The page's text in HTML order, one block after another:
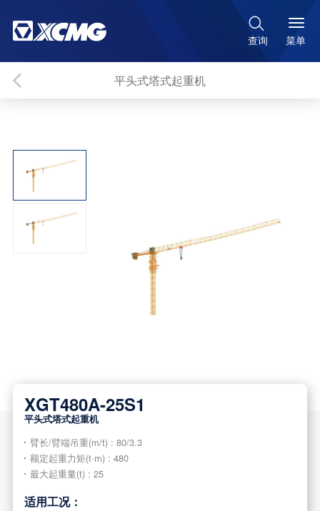

查询 菜单
平头式塔式起重机
XGT480A-25S1
平头式塔式起重机
臂长/臂端吊重(m/t) : 80/3.3
额定起重力矩(t·m) : 480
最大起重量(t) : 25
适用工况：